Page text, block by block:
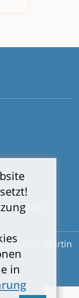
in
St. Martin